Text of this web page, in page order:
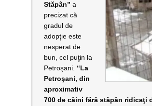
Stăpân” a
precizat că
gradul de
adopţie este
nesperat de
bun, cel puţin la
Petroşani. “La
Petroşani, din
aproximativ
700 de câini fără stăpân ridicaţi